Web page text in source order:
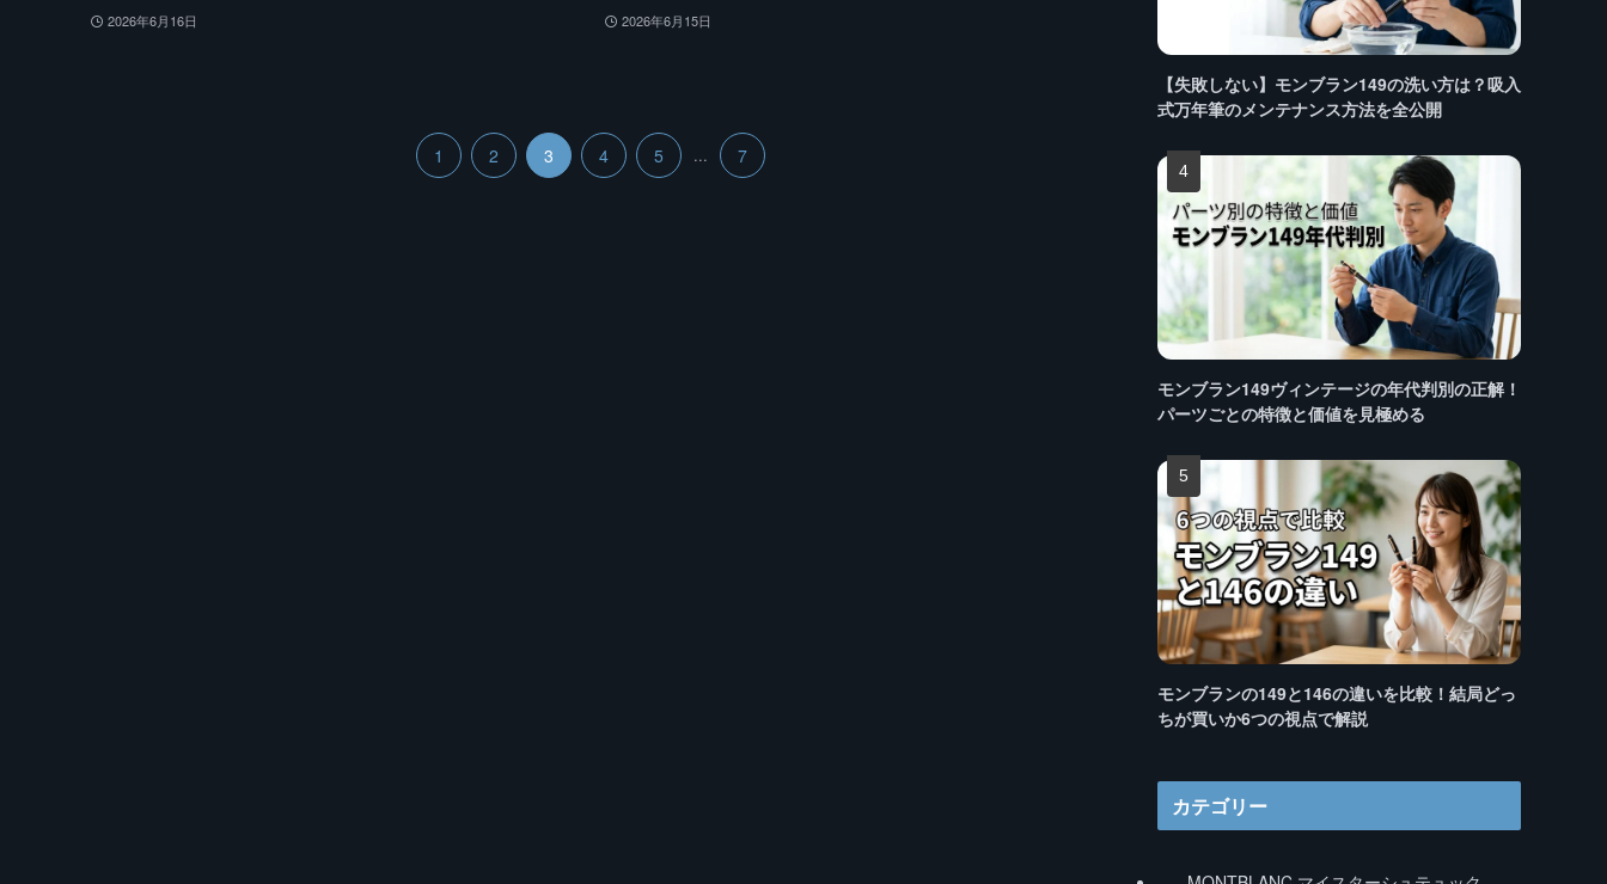
2026年6月16日 2026年6月15日
1 2 3 4 5 ... 7
【失敗しない】モンブラン149の洗い方は？吸入
式万年筆のメンテナンス方法を全公開
モンブラン149ヴィンテージの年代判別の正解！
パーツごとの特徴と価値を見極める
モンブランの149と146の違いを比較！結局どっ
ちが買いか6つの視点で解説
カテゴリー